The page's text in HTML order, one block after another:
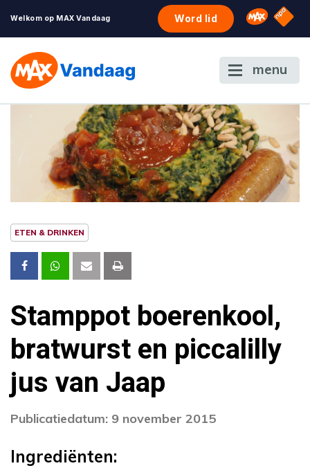
Welkom op MAX Vandaag Word lid Omroep
NPO
menu
ETEN & DRINKEN
Stamppot boerenkool,
bratwurst en piccalilly
jus van Jaap
Publicatiedatum: 9 november 2015
Ingrediënten: